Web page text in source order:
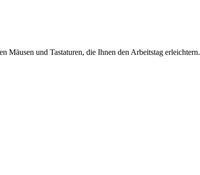
Mäusen und Tastaturen, die Ihnen den Arbeitstag erleichtern.